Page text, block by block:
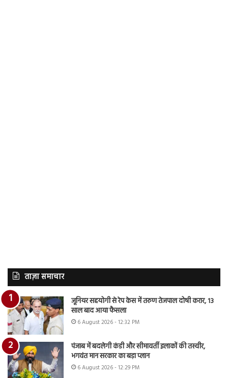
ताज़ा समाचार
जूनियर सहयोगी से रेप केस में तरुण तेजपाल दोषी करार, 13
साल बाद आया फैसला
6 August 2026 - 12:32 PM
पंजाब में बदलेगी कंडी और सीमावर्ती इलाकों की तस्वीर,
भगवंत मान सरकार का बड़ा प्लान
6 August 2026 - 12:29 PM